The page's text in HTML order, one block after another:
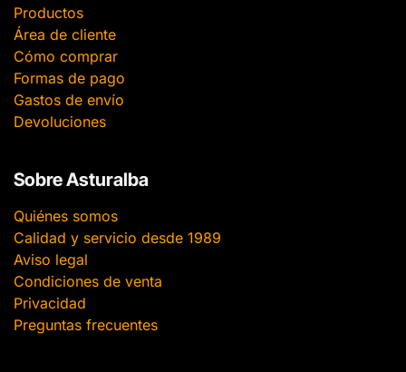
Productos
Área de cliente
Cómo comprar
Formas de pago
Gastos de envío
Devoluciones
Sobre Asturalba
Quiénes somos
Calidad y servicio desde 1989
Aviso legal
Condiciones de venta
Privacidad
Preguntas frecuentes